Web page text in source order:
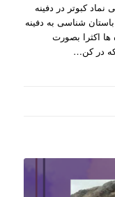
نماد کبوتر در دفینه
شناسی به دفینه
ها اکثرا بصورت
در کن…